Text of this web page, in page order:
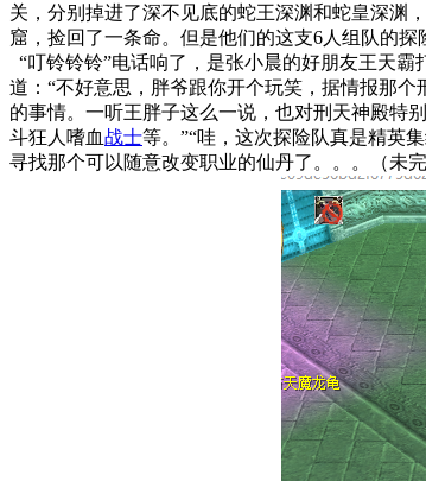
关，分别掉进了深不见底的蛇王深渊和蛇皇深渊
窟，捡回了一条命。但是他们的这支6人组队的
“叮铃铃铃”电话响了，是张小晨的好朋友王天
道：“不好意思，胖爷跟你开个玩笑，据情报那
的事情。一听王胖子这么一说，也对刑天神殿特
斗狂人嗜血战士等。”“哇，这次探险队真是精英
寻找那个可以随意改变职业的仙丹了。。。（未完